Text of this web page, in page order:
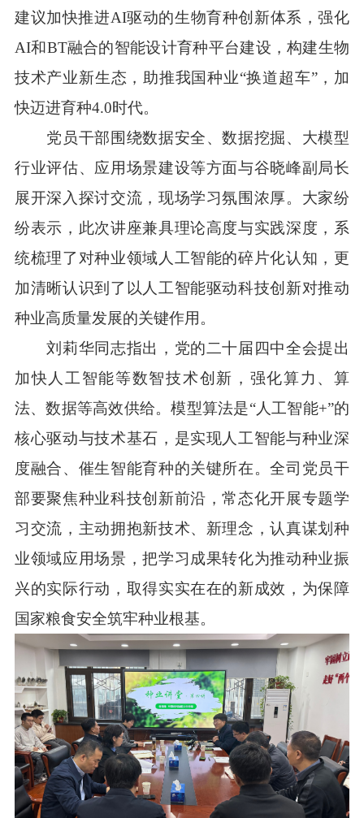
建议加快推进AI驱动的生物育种创新体系，强化
AI和BT融合的智能设计育种平台建设，构建生物
技术产业新生态，助推我国种业“换道超车”，加
快迈进育种4.0时代。
党员干部围绕数据安全、数据挖掘、大模型
行业评估、应用场景建设等方面与谷晓峰副局长
展开深入探讨交流，现场学习氛围浓厚。大家纷
纷表示，此次讲座兼具理论高度与实践深度，系
统梳理了对种业领域人工智能的碎片化认知，更
加清晰认识到了以人工智能驱动科技创新对推动
种业高质量发展的关键作用。
刘莉华同志指出，党的二十届四中全会提出
加快人工智能等数智技术创新，强化算力、算
法、数据等高效供给。模型算法是“人工智能+”的
核心驱动与技术基石，是实现人工智能与种业深
度融合、催生智能育种的关键所在。全司党员干
部要聚焦种业科技创新前沿，常态化开展专题学
习交流，主动拥抱新技术、新理念，认真谋划种
业领域应用场景，把学习成果转化为推动种业振
兴的实际行动，取得实实在在的新成效，为保障
国家粮食安全筑牢种业根基。